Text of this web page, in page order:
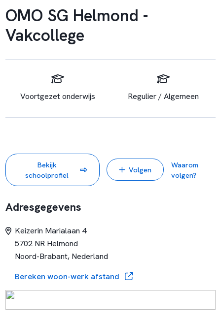
OMO SG Helmond -
Vakcollege
Voortgezet onderwijs Regulier / Algemeen
Bekijk
schoolprofiel
Volgen
Waarom
volgen?
Adresgegevens
Keizerin Marialaan 4
5702 NR Helmond
Noord-Brabant, Nederland
Bereken woon-werk afstand